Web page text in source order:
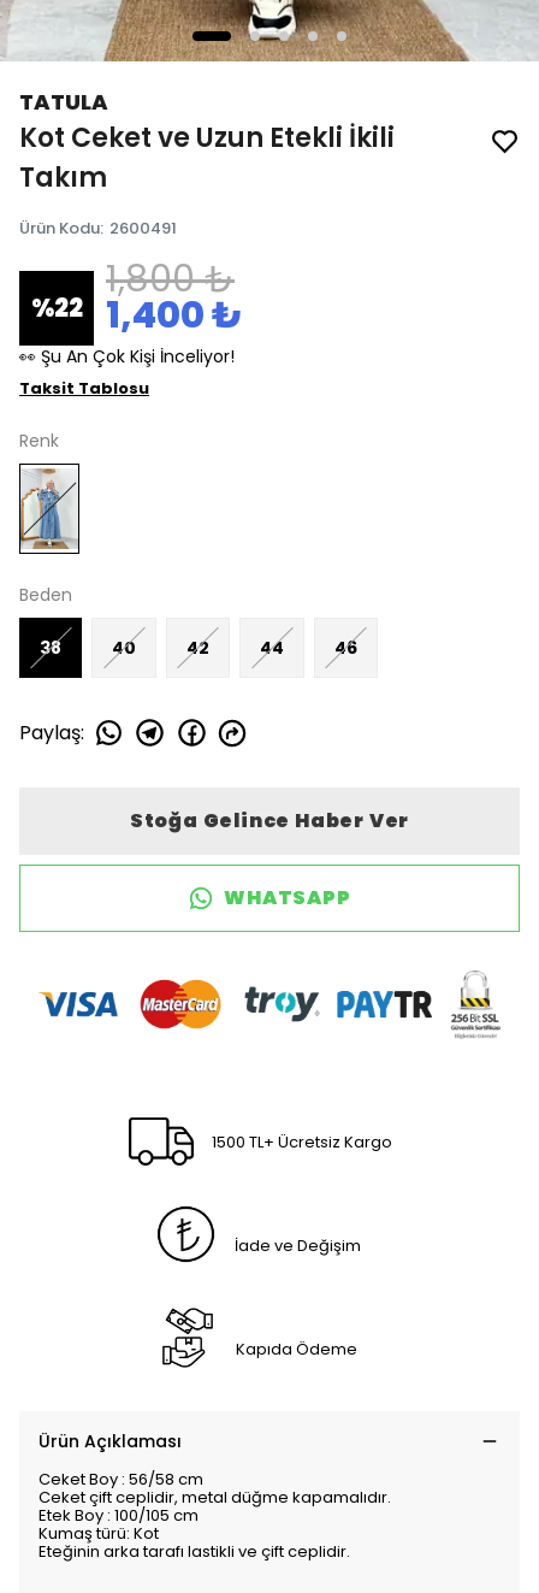
TATULA
Kot Ceket ve Uzun Etekli İkili
Takım
Ürün Kodu: 2600491
%22
1,800 ₺
1,400 ₺
👀 Şu An Çok Kişi İnceliyor!
Taksit Tablosu
Renk
Beden
38 40 42 44 46
Paylaş:
Stoğa Gelince Haber Ver
WHATSAPP
1500 TL+ Ücretsiz Kargo
İade ve Değişim
Kapıda Ödeme
Ürün Açıklaması
Ceket Boy : 56/58 cm
Ceket çift ceplidir, metal düğme kapamalıdır.
Etek Boy : 100/105 cm
Kumaş türü: Kot
Eteğinin arka tarafı lastikli ve çift ceplidir.